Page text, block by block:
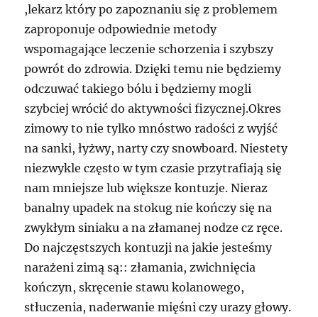
,lekarz który po zapoznaniu się z problemem
zaproponuje odpowiednie metody
wspomagające leczenie schorzenia i szybszy
powrót do zdrowia. Dzięki temu nie będziemy
odczuwać takiego bólu i będziemy mogli
szybciej wrócić do aktywności fizycznej.Okres
zimowy to nie tylko mnóstwo radości z wyjść
na sanki, łyżwy, narty czy snowboard. Niestety
niezwykle często w tym czasie przytrafiają się
nam mniejsze lub większe kontuzje. Nieraz
banalny upadek na stokug nie kończy się na
zwykłym siniaku a na złamanej nodze cz ręce.
Do najczęstszych kontuzji na jakie jesteśmy
narażeni zimą są:: złamania, zwichnięcia
kończyn, skręcenie stawu kolanowego,
stłuczenia, naderwanie mięśni czy urazy głowy.